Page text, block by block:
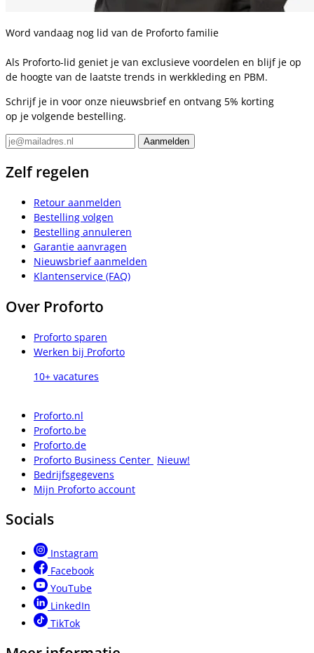
Word vandaag nog lid van de Proforto familie
Als Proforto-lid geniet je van exclusieve voordelen en blijf je op
de hoogte van de laatste trends in werkkleding en PBM.
Schrijf je in voor onze nieuwsbrief en ontvang 5% korting
op je volgende bestelling.
Zelf regelen
Retour aanmelden
Bestelling volgen
Bestelling annuleren
Garantie aanvragen
Nieuwsbrief aanmelden
Klantenservice (FAQ)
Over Proforto
Proforto sparen
Werken bij Proforto
10+ vacatures
Proforto.nl
Proforto.be
Proforto.de
Proforto Business Center Nieuw!
Bedrijfsgegevens
Mijn Proforto account
Socials
Instagram
Facebook
YouTube
LinkedIn
TikTok